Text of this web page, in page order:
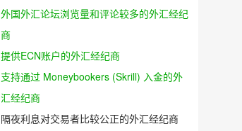
外国外汇论坛浏览量和评论较多的外汇经纪
商
提供ECN账户的外汇经纪商
支持通过 Moneybookers (Skrill) 入金的外
汇经纪商
隔夜利息对交易者比较公正的外汇经纪商